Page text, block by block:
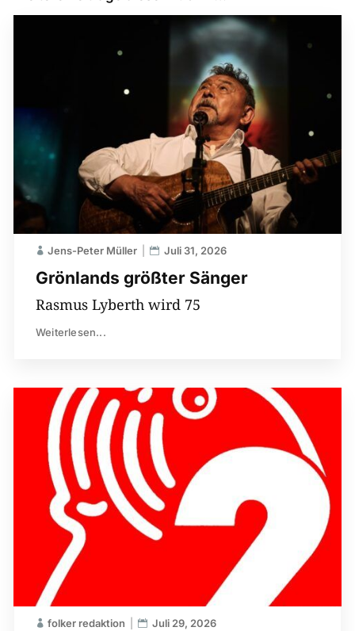
Grönlands größter Sänger
Jens-Peter Müller Juli 31, 2026
Rasmus Lyberth wird 75
Weiterlesen...
folker redaktion Juli 29, 2026